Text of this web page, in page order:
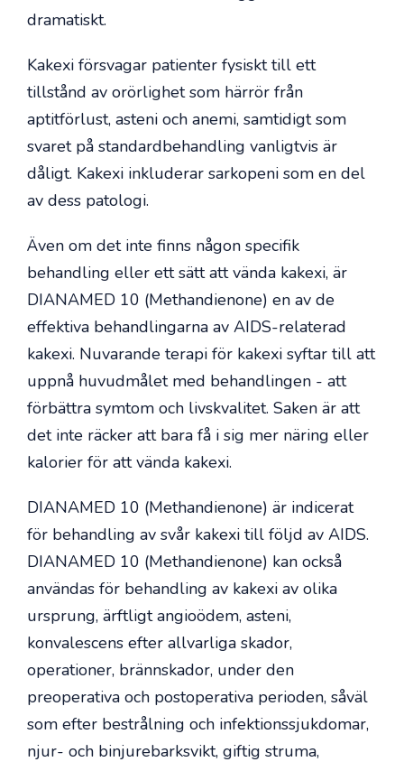
dramatiskt.
Kakexi försvagar patienter fysiskt till ett
tillstånd av orörlighet som härrör från
aptitförlust, asteni och anemi, samtidigt som
svaret på standardbehandling vanligtvis är
dåligt. Kakexi inkluderar sarkopeni som en del
av dess patologi.
Även om det inte finns någon specifik
behandling eller ett sätt att vända kakexi, är
DIANAMED 10 (Methandienone) en av de
effektiva behandlingarna av AIDS-relaterad
kakexi. Nuvarande terapi för kakexi syftar till att
uppnå huvudmålet med behandlingen - att
förbättra symtom och livskvalitet. Saken är att
det inte räcker att bara få i sig mer näring eller
kalorier för att vända kakexi.
DIANAMED 10 (Methandienone) är indicerat
för behandling av svår kakexi till följd av AIDS.
DIANAMED 10 (Methandienone) kan också
användas för behandling av kakexi av olika
ursprung, ärftligt angioödem, asteni,
konvalescens efter allvarliga skador,
operationer, brännskador, under den
preoperativa och postoperativa perioden, såväl
som efter bestrålning och infektionssjukdomar,
njur- och binjurebarksvikt, giftig struma,